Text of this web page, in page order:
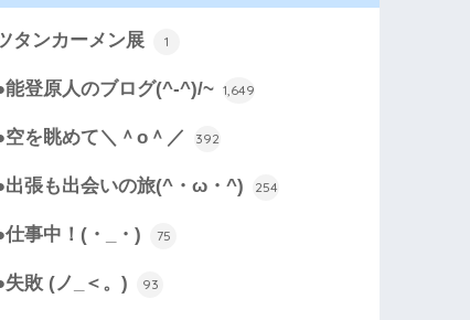
タンカーメン展 1
能登原人のブログ(^-^)/~ 1,649
空を眺めて＼＾o＾／ 392
出張も出会いの旅(^・ω・^) 254
仕事中！(・_・) 75
失敗 (ノ_＜。) 93